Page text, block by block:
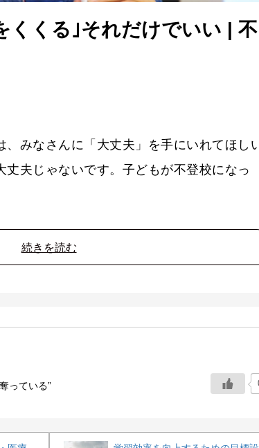
くくる｣それだけでいい | 不
、みなさんに「大丈夫」を手にいれてほし
丈夫じゃないです。子どもが不登校になっ
続きを読む
っている”